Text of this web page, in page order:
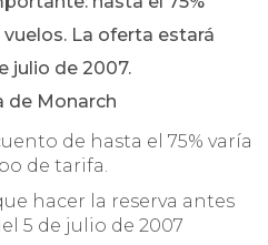
La oferta estará
julio de 2007.
de Monarch
de hasta el 75% varía
de tarifa.
hacer la reserva antes
5 de julio de 2007